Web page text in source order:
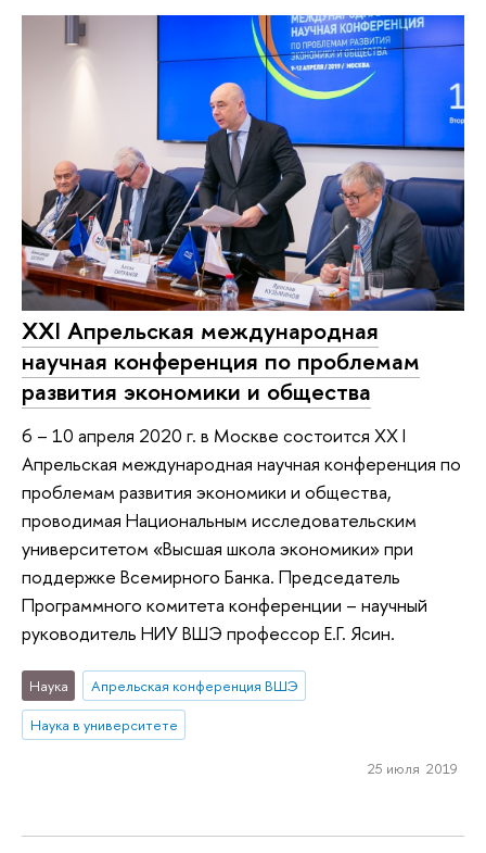
XXI Апрельская международная
научная конференция по проблемам
развития экономики и общества
6 – 10 апреля 2020 г. в Москве состоится XX I
Апрельская международная научная конференция по
проблемам развития экономики и общества,
проводимая Национальным исследовательским
университетом «Высшая школа экономики» при
поддержке Всемирного Банка. Председатель
Программного комитета конференции – научный
руководитель НИУ ВШЭ профессор Е.Г. Ясин.
Наука
Апрельская конференция ВШЭ
Наука в университете
25 июля 2019